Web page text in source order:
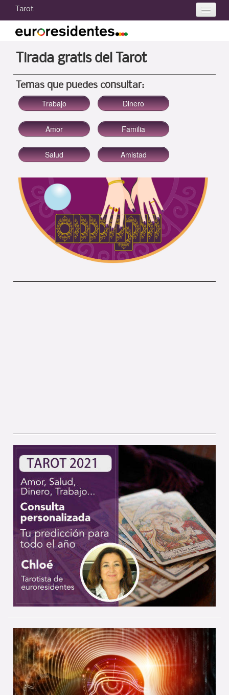
Tarot
Tarot 2024
Tarot hoy
Tarot gratis
Consultas de Tarot
Curso de Tarot
Otros
Tirada gratis del Tarot
Temas que puedes consultar: